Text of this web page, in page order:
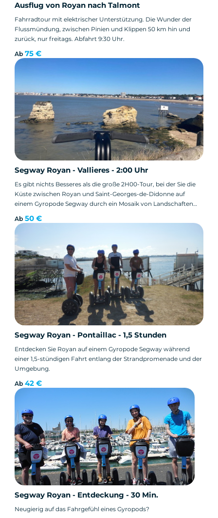
Ausflug von Royan nach Talmont
Fahrradtour mit elektrischer Unterstützung. Die Wunder der
Flussmündung, zwischen Pinien und Klippen 50 km hin und
zurück, nur freitags. Abfahrt 9:30 Uhr.
Ab 75 €
Segway Royan - Vallieres - 2:00 Uhr
Es gibt nichts Besseres als die große 2H00-Tour, bei der Sie die
Küste zwischen Royan und Saint-Georges-de-Didonne auf
einem Gyropode Segway durch ein Mosaik von Landschaften
Ab 50 €
Segway Royan - Pontaillac - 1,5 Stunden
Entdecken Sie Royan auf einem Gyropode Segway während
einer 1,5-stündigen Fahrt entlang der Strandpromenade und der
Umgebung.
Ab 42 €
Segway Royan - Entdeckung - 30 Min.
Neugierig auf das Fahrgefühl eines Gyropods?